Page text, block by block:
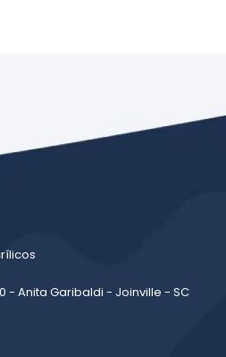
- Anita Garibaldi - Joinville - SC